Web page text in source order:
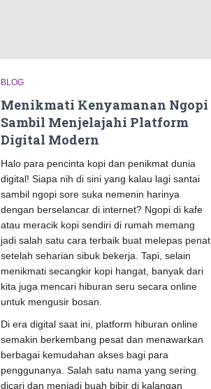
BLOG
Menikmati Kenyamanan Ngopi
Sambil Menjelajahi Platform
Digital Modern
Halo para pencinta kopi dan penikmat dunia
digital! Siapa nih di sini yang kalau lagi santai
sambil ngopi sore suka nemenin harinya
dengan berselancar di internet? Ngopi di kafe
atau meracik kopi sendiri di rumah memang
jadi salah satu cara terbaik buat melepas penat
setelah seharian sibuk bekerja. Tapi, selain
menikmati secangkir kopi hangat, banyak dari
kita juga mencari hiburan seru secara online
untuk mengusir bosan.
Di era digital saat ini, platform hiburan online
semakin berkembang pesat dan menawarkan
berbagai kemudahan akses bagi para
penggunanya. Salah satu nama yang sering
dicari dan menjadi buah bibir di kalangan